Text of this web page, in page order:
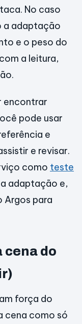
No caso
a adaptação
e o peso do
a leitura,
encontrar
pode usar
e
e revisar.
como teste
adaptação e,
Argos para
cena do
força do
cena como só